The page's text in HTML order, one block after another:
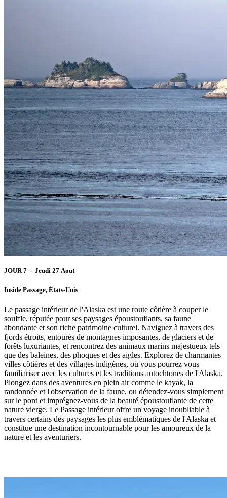
JOUR 7 - Jeudi 27 Aout
Inside Passage, États-Unis
Le passage intérieur de l'Alaska est une route côtière à couper le
souffle, réputée pour ses paysages époustouflants, sa faune
abondante et son riche patrimoine culturel. Naviguez à travers des
fjords étroits, entourés de montagnes imposantes, de glaciers et de
forêts luxuriantes, et rencontrez des animaux marins majestueux tels
que des baleines, des phoques et des aigles. Explorez de charmantes
villes côtières et des villages indigènes, où vous pourrez vous
familiariser avec les cultures et les traditions autochtones de l'Alaska.
Plongez dans des aventures en plein air comme le kayak, la
randonnée et l'observation de la faune, ou détendez-vous simplement
sur le pont et imprégnez-vous de la beauté époustouflante de cette
nature vierge. Le Passage intérieur offre un voyage inoubliable à
travers certains des paysages les plus emblématiques de l'Alaska et
constitue une destination incontournable pour les amoureux de la
nature et les aventuriers.